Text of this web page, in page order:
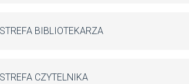
STREFA BIBLIOTEKARZA
STREFA CZYTELNIKA